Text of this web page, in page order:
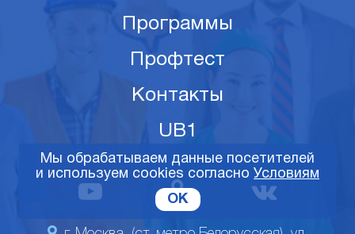
Программы
Профтест
Контакты
UB1
Мы обрабатываем данные посетителей
и используем cookies согласно Условиям
OK